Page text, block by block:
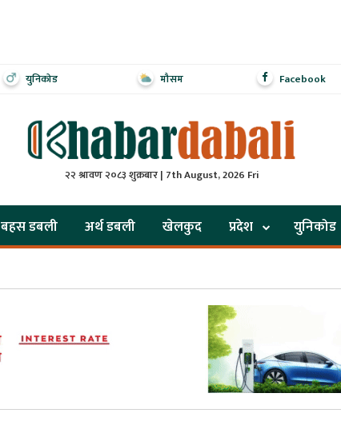
युनिकोड मौसम Facebook
२२ श्रावण २०८३ शुक्रबार | 7th August, 2026 Fri
बहस डबली अर्थ डबली खेलकुद प्रदेश युनिकोड